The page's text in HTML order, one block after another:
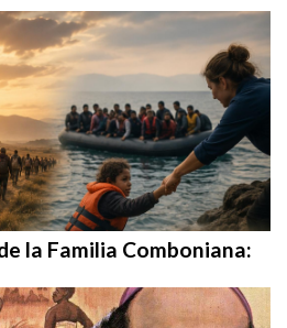
la Familia Comboniana: